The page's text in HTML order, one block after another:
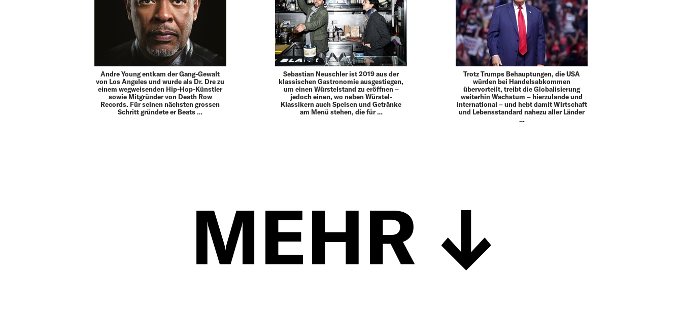
Andre Young entkam der Gang-Gewalt
von Los Angeles und wurde als Dr. Dre zu
einem wegweisenden Hip-Hop-­Künstler
sowie Mitgründer von Death Row
Records. Für seinen ­nächsten grossen
Schritt gründete er Beats …
Sebastian Neuschler ist 2019 aus der
klassischen ­Gastronomie ausgestiegen,
um einen Würstelstand zu ­eröffnen –
jedoch einen, wo neben Würstel-
Klassikern auch Speisen und Getränke
am Menü stehen, die für …
Trotz Trumps Behauptungen, die USA
würden bei Handelsabkommen
übervorteilt, treibt die Globalisierung
weiterhin Wachstum – hierzulande und
international – und hebt damit Wirtschaft
und Lebensstandard nahezu aller Länder
…
MEHR